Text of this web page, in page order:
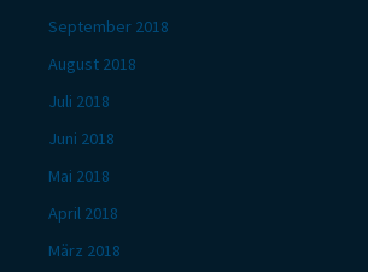
September 2018
August 2018
Juli 2018
Juni 2018
Mai 2018
April 2018
März 2018